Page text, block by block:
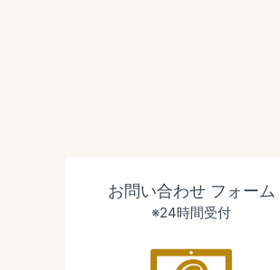
お問い合わせ フォーム
※24時間受付